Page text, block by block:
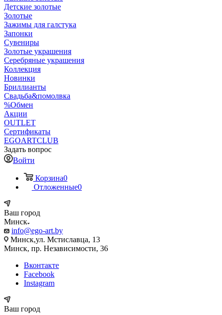
Детские золотые
Золотые
Зажимы для галстука
Запонки
Сувениры
Золотые украшения
Серебряные украшения
Коллекция
Новинки
Бриллианты
Свадьба&помолвка
%Обмен
Акции
OUTLET
Сертификаты
EGOARTCLUB
Задать вопрос
Войти
Корзина0
Отложенные0
Ваш город
Минск
info@ego-art.by
Минск,ул. Мстиславца, 13
Минск, пр. Независимости, 36
Вконтакте
Facebook
Instagram
Ваш город